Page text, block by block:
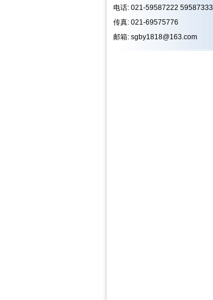
电话: 021-59587222 59587333
传真: 021-69575776
邮箱: sgby1818@163.com